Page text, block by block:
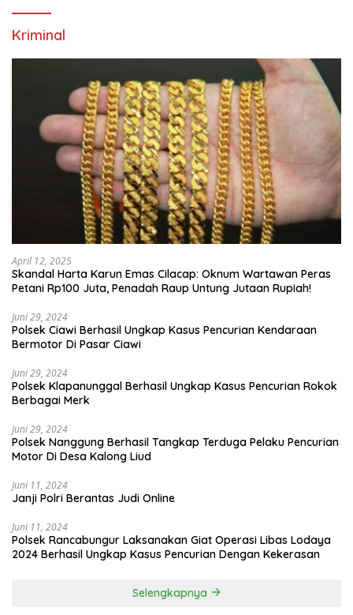
Kriminal
April 12, 2025
Skandal Harta Karun Emas Cilacap: Oknum Wartawan Peras
Petani Rp100 Juta, Penadah Raup Untung Jutaan Rupiah!
Juni 29, 2024
Polsek Ciawi Berhasil Ungkap Kasus Pencurian Kendaraan
Bermotor Di Pasar Ciawi
Juni 29, 2024
Polsek Klapanunggal Berhasil Ungkap Kasus Pencurian Rokok
Berbagai Merk
Juni 29, 2024
Polsek Nanggung Berhasil Tangkap Terduga Pelaku Pencurian
Motor Di Desa Kalong Liud
Juni 11, 2024
Janji Polri Berantas Judi Online
Juni 11, 2024
Polsek Rancabungur Laksanakan Giat Operasi Libas Lodaya
2024 Berhasil Ungkap Kasus Pencurian Dengan Kekerasan
Selengkapnya